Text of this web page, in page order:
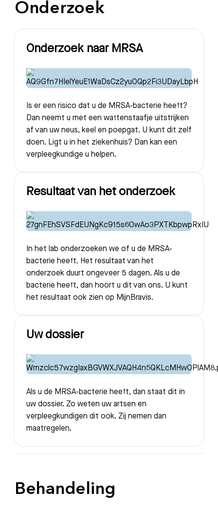
Onderzoek
Onderzoek naar MRSA
Is er een risico dat u de MRSA-bacterie heeft?
Dan neemt u met een wattenstaafje uitstrijken
af van uw neus, keel en poepgat. U kunt dit zelf
doen. Ligt u in het ziekenhuis? Dan kan een
verpleegkundige u helpen.
Resultaat van het onderzoek
In het lab onderzoeken we of u de MRSA-
bacterie heeft. Het resultaat van het
onderzoek duurt ongeveer 5 dagen. Als u de
bacterie heeft, dan hoort u dit van ons. U kunt
het resultaat ook zien op MijnBravis.
Uw dossier
Als u de MRSA-bacterie heeft, dan staat dit in
uw dossier. Zo weten uw artsen en
verpleegkundigen dit ook. Zij nemen dan
maatregelen.
Behandeling